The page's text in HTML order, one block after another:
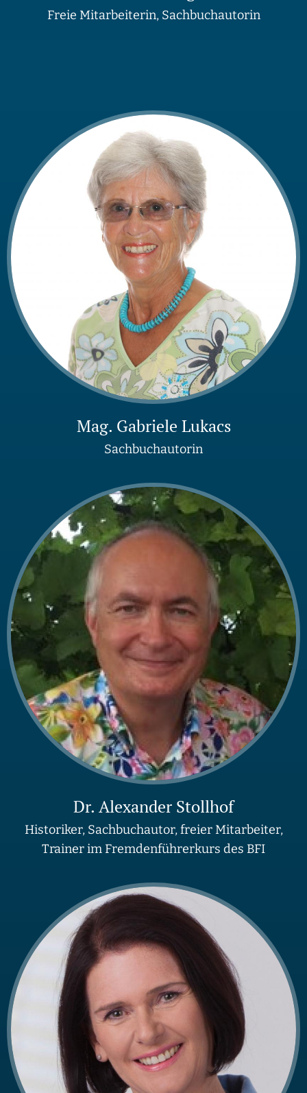
Freie Mitarbeiterin, Sachbuchautorin
Mag. Gabriele Lukacs
Sachbuchautorin
Dr. Alexander Stollhof
Historiker, Sachbuchautor, freier Mitarbeiter,
Trainer im Fremdenführerkurs des BFI